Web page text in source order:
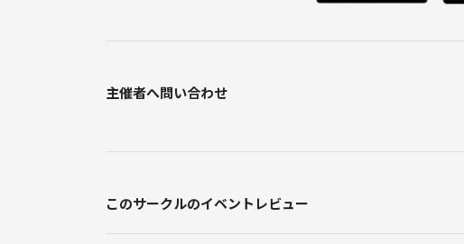
主催者へ問い合わせ
このサークルのイベントレビュー